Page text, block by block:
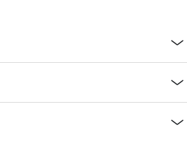
องเริ่มสั่งอาหาร เมื่อถึงเวลาที่จองไว้
มารถยกเลิกการจองได้โดยอัตโนมัติ
นี้ขึ้นอยู่กับจำนวนที่นั่งว่าง และส่วนลด